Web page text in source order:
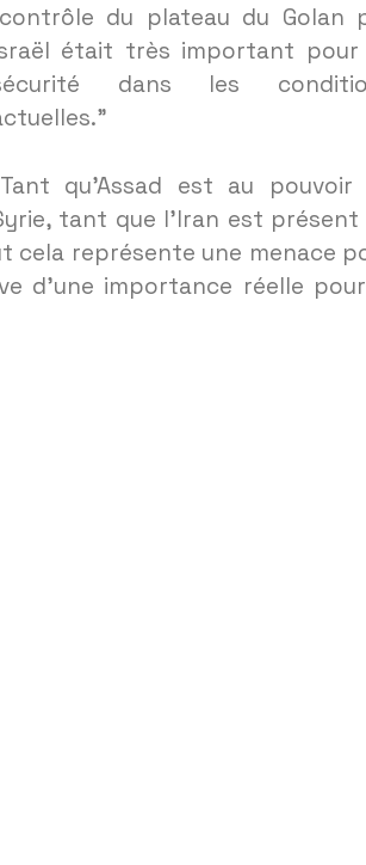
du plateau du Golan
était très important pour
dans les
qu’Assad est au pouvoir
tant que l’Iran est présent
cela représente une menace
d’une importance réelle